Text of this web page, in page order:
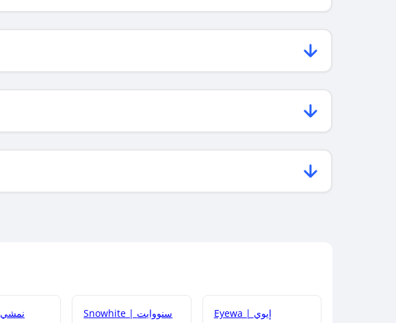
Namshi | نمشي Snowhite | سنووايت Eyewa | إيوي